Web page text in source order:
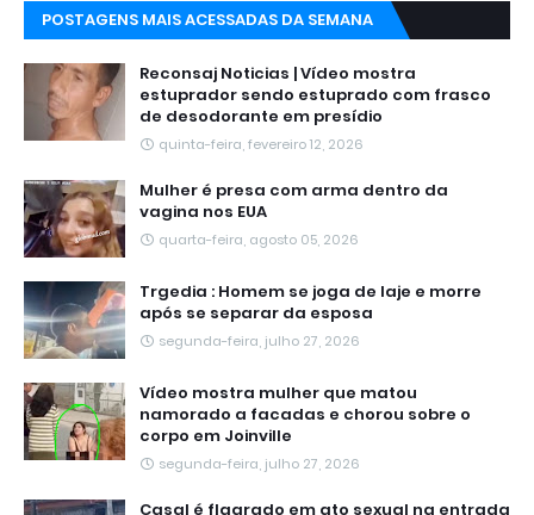
POSTAGENS MAIS ACESSADAS DA SEMANA
Reconsaj Noticias | Vídeo mostra
estuprador sendo estuprado com frasco
de desodorante em presídio
quinta-feira, fevereiro 12, 2026
Mulher é presa com arma dentro da
vagina nos EUA
quarta-feira, agosto 05, 2026
Trgedia : Homem se joga de laje e morre
após se separar da esposa
segunda-feira, julho 27, 2026
Vídeo mostra mulher que matou
namorado a facadas e chorou sobre o
corpo em Joinville
segunda-feira, julho 27, 2026
Casal é flagrado em ato sexual na entrada